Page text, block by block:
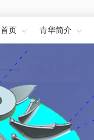
首页 青华简介